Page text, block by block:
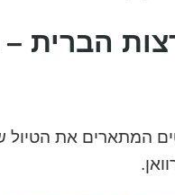
הברית –
המתארים את הטיול